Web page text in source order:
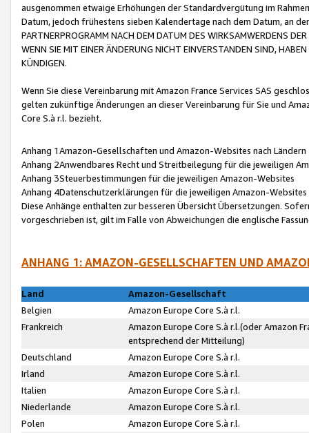
ausgenommen etwaige Erhöhungen der Standardvergütung im
Datum, jedoch frühestens sieben Kalendertage nach dem Datum, an
PARTNERPROGRAMM NACH DEM DATUM DES WIRKSAMWERDENS
WENN SIE MIT EINER ÄNDERUNG NICHT EINVERSTANDEN SIND,
KÜNDIGEN.
Wenn Sie diese Vereinbarung mit Amazon France Services SAS
gelten zukünftige Änderungen an dieser Vereinbarung für Sie und
Core S.à r.l. bezieht.
Anhang 1Amazon-Gesellschaften und Amazon-Websites nach Ländern
Anhang 2Anwendbares Recht und Streitbeilegung für die jeweiligen
Anhang 3Steuerbestimmungen für die jeweiligen Amazon-Websites
Anhang 4Datenschutzerklärungen für die jeweiligen Amazon-Websites
Diese Anhänge enthalten zur besseren Übersicht Übersetzungen.
vorgeschrieben ist, gilt im Falle von Abweichungen die englische
ANHANG 1: AMAZON-GESELLSCHAFTEN UND
Land
Amazon-Gesellschaft
Belgien
Amazon Europe Core S.à r.l.
Frankreich
Amazon Europe Core S.à r.l.(oder Amazon
entsprechend der Mitteilung)
Deutschland
Amazon Europe Core S.à r.l.
Irland
Amazon Europe Core S.à r.l.
Italien
Amazon Europe Core S.à r.l.
Niederlande
Amazon Europe Core S.à r.l.
Polen
Amazon Europe Core S.à r.l.